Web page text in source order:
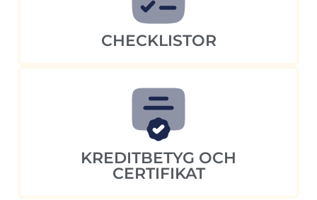
CHECKLISTOR
KREDITBETYG OCH
CERTIFIKAT